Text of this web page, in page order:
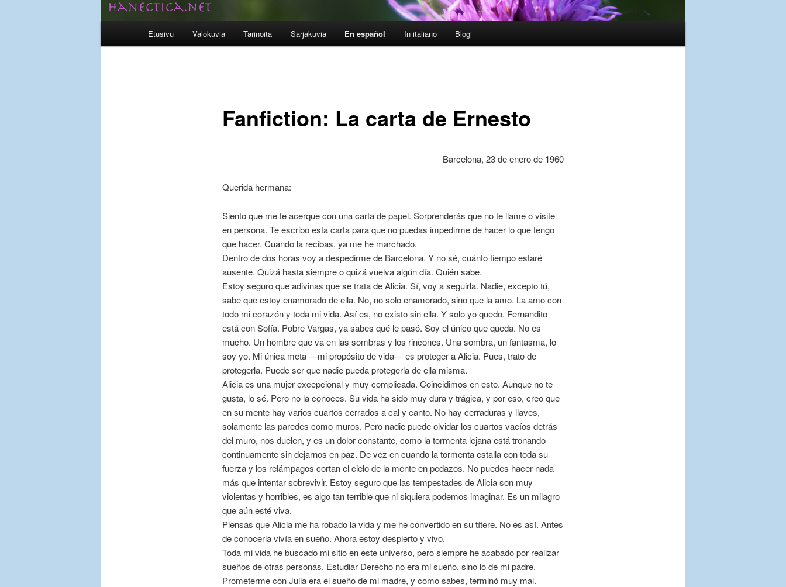
Etusivu Valokuvia Tarinoita Sarjakuvia En español In italiano Blogi
Fanfiction: La carta de Ernesto
Barcelona, 23 de enero de 1960
Querida hermana:
Siento que me te acerque con una carta de papel. Sorprenderás que no te llame o visite
en persona. Te escribo esta carta para que no puedas impedirme de hacer lo que tengo
que hacer. Cuando la recibas, ya me he marchado.
Dentro de dos horas voy a despedirme de Barcelona. Y no sé, cuánto tiempo estaré
ausente. Quizá hasta siempre o quizá vuelva algún día. Quién sabe.
Estoy seguro que adivinas que se trata de Alicia. Sí, voy a seguirla. Nadie, excepto tú,
sabe que estoy enamorado de ella. No, no solo enamorado, sino que la amo. La amo con
todo mi corazón y toda mi vida. Así es, no existo sin ella. Y solo yo quedo. Fernandito
está con Sofía. Pobre Vargas, ya sabes qué le pasó. Soy el único que queda. No es
mucho. Un hombre que va en las sombras y los rincones. Una sombra, un fantasma, lo
soy yo. Mi única meta —mi propósito de vida— es proteger a Alicia. Pues, trato de
protegerla. Puede ser que nadie pueda protegerla de ella misma.
Alicia es una mujer excepcional y muy complicada. Coincidimos en esto. Aunque no te
gusta, lo sé. Pero no la conoces. Su vida ha sido muy dura y trágica, y por eso, creo que
en su mente hay varios cuartos cerrados a cal y canto. No hay cerraduras y llaves,
solamente las paredes como muros. Pero nadie puede olvidar los cuartos vacíos detrás
del muro, nos duelen, y es un dolor constante, como la tormenta lejana está tronando
continuamente sin dejarnos en paz. De vez en cuando la tormenta estalla con toda su
fuerza y los relámpagos cortan el cielo de la mente en pedazos. No puedes hacer nada
más que intentar sobrevivir. Estoy seguro que las tempestades de Alicia son muy
violentas y horribles, es algo tan terrible que ni siquiera podemos imaginar. Es un milagro
que aún esté viva.
Piensas que Alicia me ha robado la vida y me he convertido en su títere. No es así. Antes
de conocerla vivía en sueño. Ahora estoy despierto y vivo.
Toda mi vida he buscado mi sitio en este universo, pero siempre he acabado por realizar
sueños de otras personas. Estudiar Derecho no era mi sueño, sino lo de mi padre.
Prometerme con Julia era el sueño de mi madre, y como sabes, terminó muy mal.